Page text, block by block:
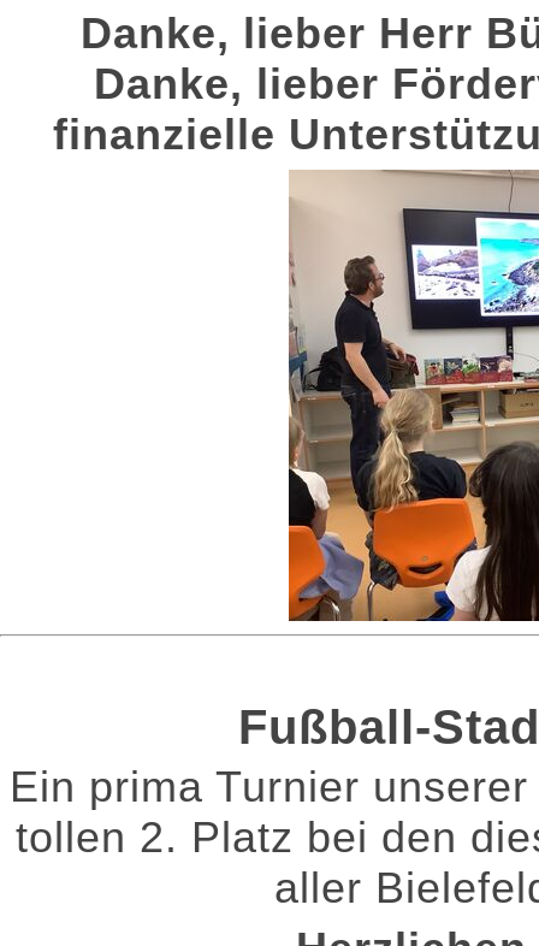
Danke, lieber Herr
Danke, lieber
finanzielle
Fußball-
Ein prima Turnier
tollen 2. Platz bei den
aller